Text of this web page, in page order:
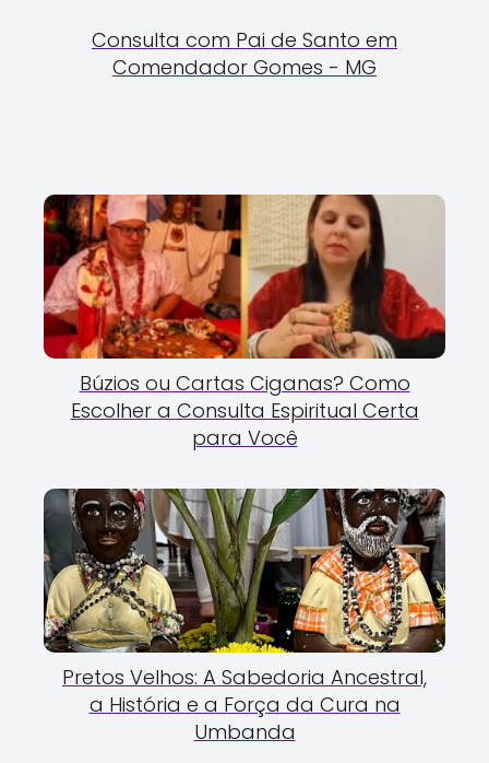
Consulta com Pai de Santo em
Comendador Gomes - MG
Búzios ou Cartas Ciganas? Como
Escolher a Consulta Espiritual Certa
para Você
Pretos Velhos: A Sabedoria Ancestral,
a História e a Força da Cura na
Umbanda